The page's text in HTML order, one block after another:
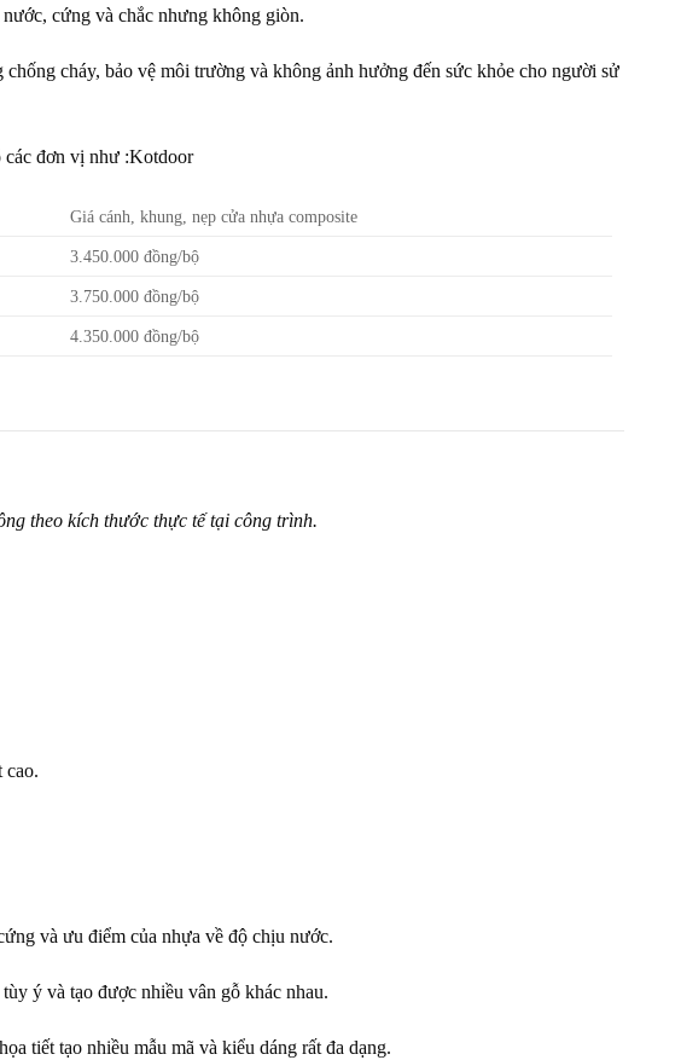
cứng và chắc nhưng không giòn.
cháy, bảo vệ môi trường và không ảnh hưởng đến sức khỏe cho người sử
các đơn vị như :Kotdoor
Giá cánh, khung, nẹp cửa nhựa composite
3.450.000 đồng/bộ
3.750.000 đồng/bộ
4.350.000 đồng/bộ
theo kích thước thực tế tại công trình.
cao.
và ưu điểm của nhựa về độ chịu nước.
ý và tạo được nhiều vân gỗ khác nhau.
tiết tạo nhiều mẫu mã và kiểu dáng rất đa dạng.